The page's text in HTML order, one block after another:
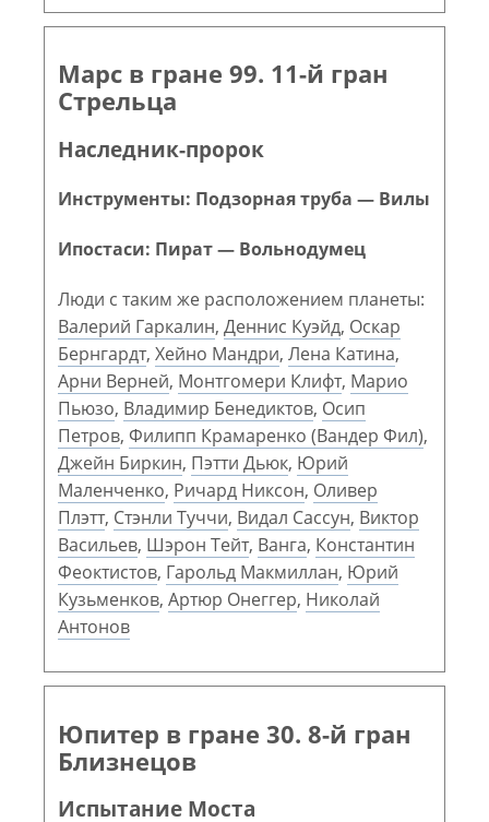
Марс в гране 99. 11-й гран
Стрельца
Наследник-пророк
Инструменты: Подзорная труба — Вилы
Ипостаси: Пират — Вольнодумец
Люди с таким же расположением планеты:
Валерий Гаркалин, Деннис Куэйд, Оскар
Бернгардт, Хейно Мандри, Лена Катина,
Арни Верней, Монтгомери Клифт, Марио
Пьюзо, Владимир Бенедиктов, Осип
Петров, Филипп Крамаренко (Вандер Фил),
Джейн Биркин, Пэтти Дьюк, Юрий
Маленченко, Ричард Никсон, Оливер
Плэтт, Стэнли Туччи, Видал Сассун, Виктор
Васильев, Шэрон Тейт, Ванга, Константин
Феоктистов, Гарольд Макмиллан, Юрий
Кузьменков, Артюр Онеггер, Николай
Антонов
Юпитер в гране 30. 8-й гран
Близнецов
Испытание Моста